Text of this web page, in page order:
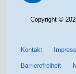
Copyright ©
Kontakt
Barrierefreiheit